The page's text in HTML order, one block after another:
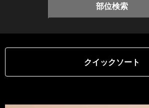
部位検索
クイックソート